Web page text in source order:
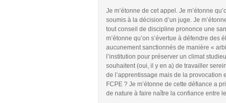
Je m’étonne de cet appel. Je m’étonne
soumis à la décision d’un juge. Je
tout conseil de discipline prononce une
m’étonne qu’on s’évertue à défendre
aucunement sanctionnés de manière «
l’institution pour préserver un climat
souhaitent (oui, il y en a) de travailler
de l’apprentissage mais de la provocation
FCPE ? Je m’étonne de cette défiance a
de nature à faire naître la confiance entre